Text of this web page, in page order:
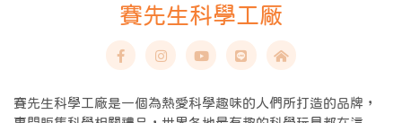
賽先生科學工厰
賽先生科學工廠是一個為熱愛科學趣味的人們所打造的品牌，